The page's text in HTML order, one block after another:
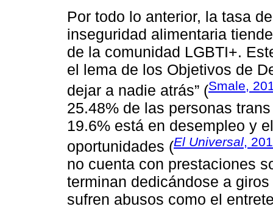
Por todo lo anterior, la tasa
inseguridad alimentaria
de la comunidad LGBTI+.
el lema de los Objetivos de
dejar a nadie atrás” (Smale,
25.48% de las personas
19.6% está en desempleo y
oportunidades (El Universal,
no cuenta con prestaciones
terminan dedicándose a
sufren abusos como el